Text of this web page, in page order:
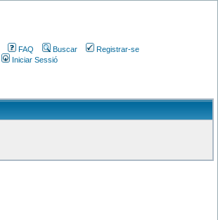
FAQ Buscar
Registrar-se
Iniciar Sessió